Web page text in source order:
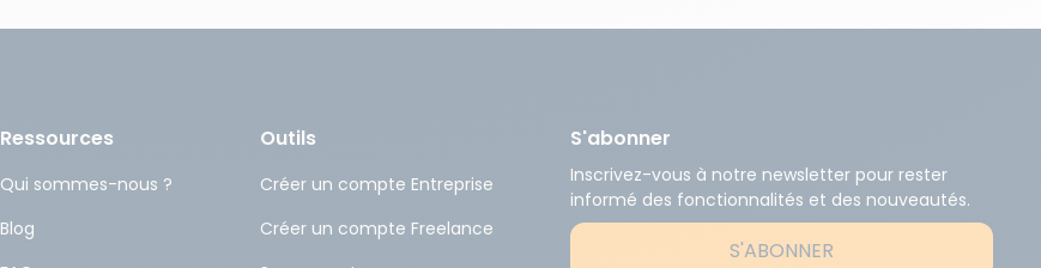
Ressources
Qui sommes-nous ?
Blog
Outils
Créer un compte Entreprise
Créer un compte Freelance
S'abonner
Inscrivez-vous à notre newsletter pour rester
informé des fonctionnalités et des nouveautés.
S'ABONNER